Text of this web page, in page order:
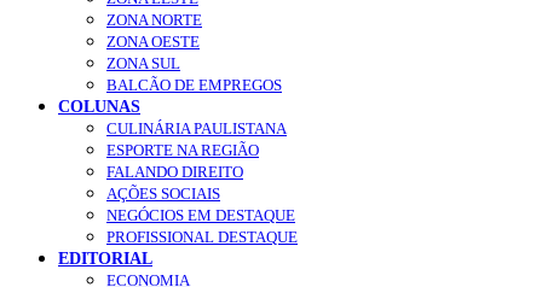
ZONA NORTE
ZONA OESTE
ZONA SUL
BALCÃO DE EMPREGOS
COLUNAS
CULINÁRIA PAULISTANA
ESPORTE NA REGIÃO
FALANDO DIREITO
AÇÕES SOCIAIS
NEGÓCIOS EM DESTAQUE
PROFISSIONAL DESTAQUE
EDITORIAL
ECONOMIA